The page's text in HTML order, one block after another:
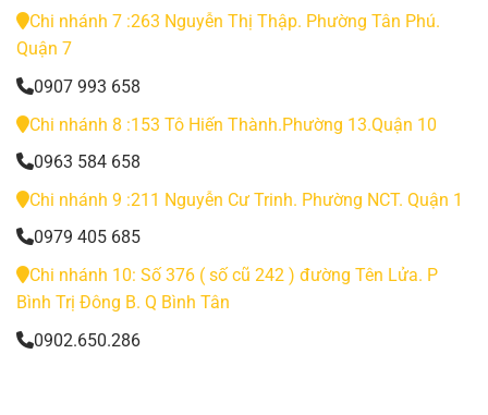
Chi nhánh 7 :263 Nguyễn Thị Thập. Phường Tân Phú.
Quận 7
0907 993 658
Chi nhánh 8 :153 Tô Hiến Thành.Phường 13.Quận 10
0963 584 658
Chi nhánh 9 :211 Nguyễn Cư Trinh. Phường NCT. Quận 1
0979 405 685
Chi nhánh 10: Số 376 ( số cũ 242 ) đường Tên Lửa. P
Bình Trị Đông B. Q Bình Tân
0902.650.286